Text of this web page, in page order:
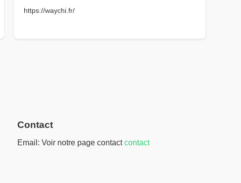
https://waychi.fr/
Contact
Email: Voir notre page contactcontact